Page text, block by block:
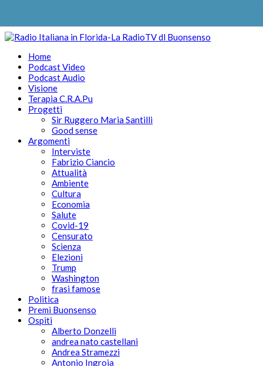
Home
Podcast Video
Podcast Audio
Visione
Terapia C.R.A.Pu
Progetti
Sir Ruggero Maria Santilli
Good sense
Argomenti
Interviste
Fabrizio Ciancio
Attualità
Ambiente
Cultura
Economia
Salute
Covid-19
Censurato
Scienza
Elezioni
Trump
Washington
frasi famose
Politica
Premi Buonsenso
Ospiti
Alberto Donzelli
andrea nato castellani
Andrea Stramezzi
Antonio Ingroia